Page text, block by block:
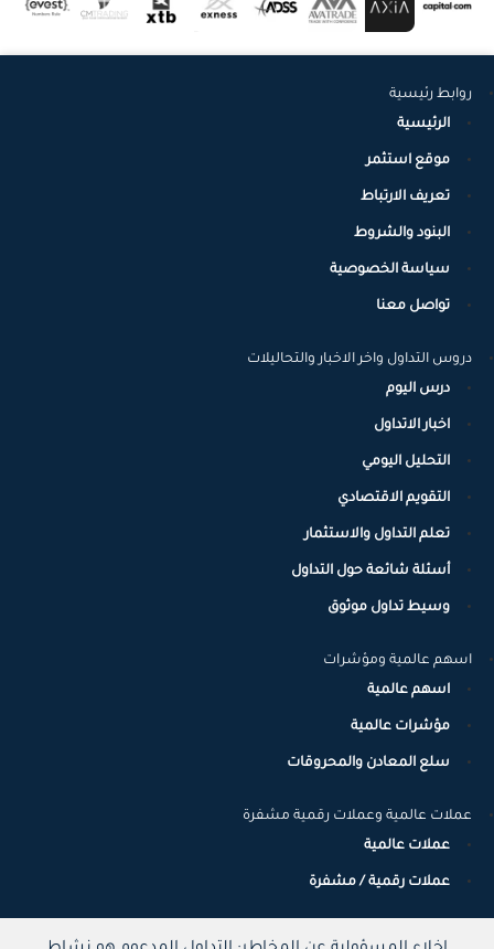
روابط رئيسية
الرئيسية
موقع استثمر
تعريف الارتباط
البنود والشروط
سياسة الخصوصية
تواصل معنا
دروس التداول واخر الاخبار والتحاليلات
درس اليوم
اخبار الاتداول
التحليل اليومي
التقويم الاقتصادي
تعلم التداول والاستثمار
أسئلة شائعة حول التداول
وسيط تداول موثوق
اسهم عالمية ومؤشرات
اسهم عالمية
مؤشرات عالمية
سلع المعادن والمحروقات
عملات عالمية وعملات رقمية مشفرة
عملات عالمية
عملات رقمية / مشفرة